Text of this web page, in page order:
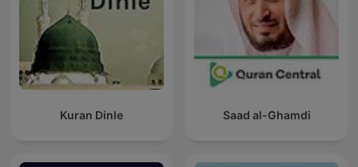
Saad al-Ghamdi
Kuran Dinle